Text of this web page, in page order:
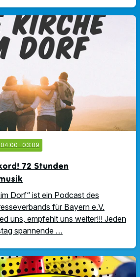
· 03:09
72 Stunden
Dorf“ ist ein Podcast des
für Bayern e.V.
uns, empfehlt uns weiter!!! Jeden
spannende …